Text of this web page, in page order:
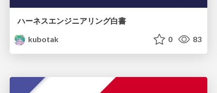
ハーネスエンジニアリング白書
kubotak
0 83